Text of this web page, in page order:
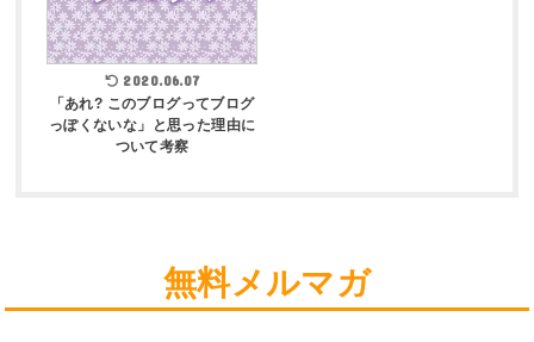
2020.06.07
「あれ? このブログってブログ
っぽくないな」と思った理由に
ついて考察
無料メルマガ